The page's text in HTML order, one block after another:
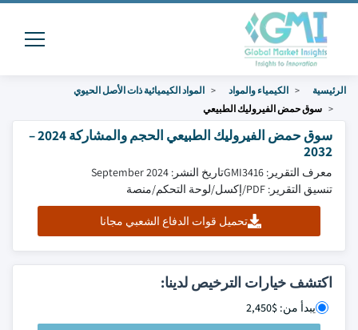
الرئيسية الكيمياء والمواد
المواد الكيميائية ذات الأصل الحيوي
سوق حمض الفيروليك الطبيعي
سوق حمض الفيروليك الطبيعي الحجم والمشاركة 2024 –
2032
معرف التقرير: GMI3416
تاريخ النشر: September 2024
تنسيق التقرير: PDF/إكسل/لوحة التحكم/منصة
تحميل قوات الدفاع الشعبي مجانا
اكتشف خيارات الترخيص لدينا:
يبدأ من: $2,450